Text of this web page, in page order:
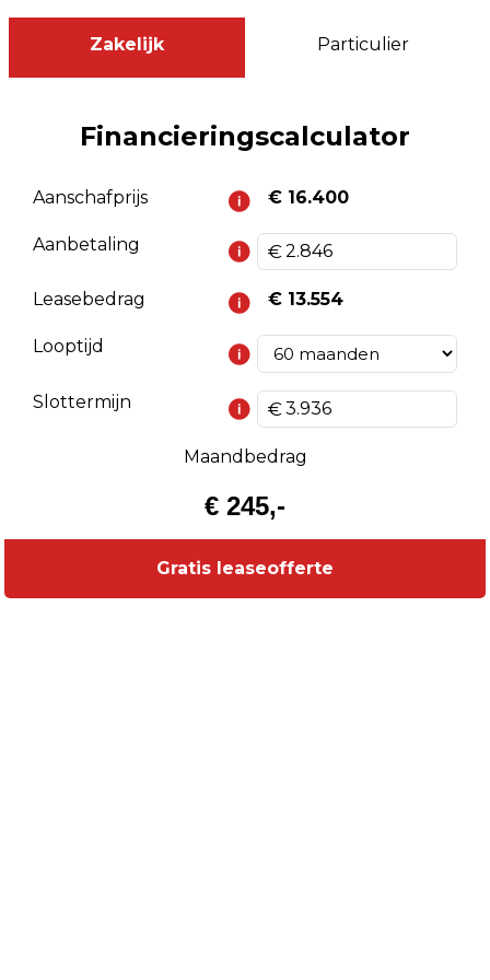
Zakelijk Particulier
Financieringscalculator
Aanschafprijs € 16.400
Aanbetaling
Leasebedrag € 13.554
Looptijd
Slottermijn
Maandbedrag
€ 245,-
Gratis leaseofferte